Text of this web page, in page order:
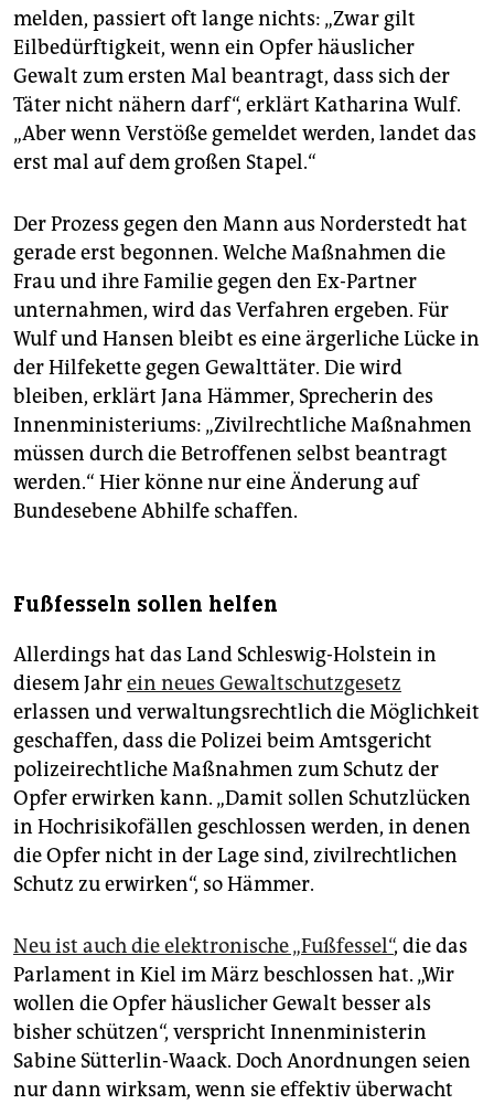
melden, passiert oft lange nichts: „Zwar gilt
Eilbedürftigkeit, wenn ein Opfer häuslicher
Gewalt zum ersten Mal beantragt, dass sich der
Täter nicht nähern darf“, erklärt Katharina Wulf.
„Aber wenn Verstöße gemeldet werden, landet das
erst mal auf dem großen Stapel.“
Der Prozess gegen den Mann aus Norderstedt hat
gerade erst begonnen. Welche Maßnahmen die
Frau und ihre Familie gegen den Ex-Partner
unternahmen, wird das Verfahren ergeben. Für
Wulf und Hansen bleibt es eine ärgerliche Lücke in
der Hilfekette gegen Gewalttäter. Die wird
bleiben, erklärt Jana Hämmer, Sprecherin des
Innenministeriums: „Zivilrechtliche Maßnahmen
müssen durch die Betroffenen selbst beantragt
werden.“ Hier könne nur eine Änderung auf
Bundesebene Abhilfe schaffen.
Fußfesseln sollen helfen
Allerdings hat das Land Schleswig-Holstein in
diesem Jahrein neues Gewaltschutzgesetz
erlassen und verwaltungsrechtlich die Möglichkeit
geschaffen, dass die Polizei beim Amtsgericht
polizeirechtliche Maßnahmen zum Schutz der
Opfer erwirken kann. „Damit sollen Schutzlücken
in Hochrisikofällen geschlossen werden, in denen
die Opfer nicht in der Lage sind, zivilrechtlichen
Schutz zu erwirken“, so Hämmer.
Neu ist auch die elektronische „Fußfessel“, die das
Parlament in Kiel im März beschlossen hat. „Wir
wollen die Opfer häuslicher Gewalt besser als
bisher schützen“, verspricht Innenministerin
Sabine Sütterlin-Waack. Doch Anordnungen seien
nur dann wirksam, wenn sie effektiv überwacht